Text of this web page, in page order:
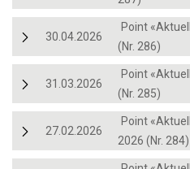
30.04.2026
Point
(Nr. 286)
31.03.2026
Point
(Nr. 285)
27.02.2026
Point
2026 (Nr. 284)